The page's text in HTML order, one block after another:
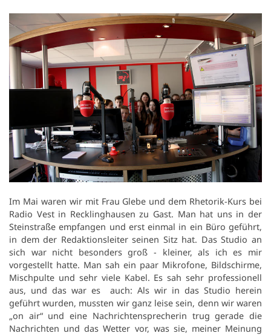
Im Mai waren wir mit Frau Glebe und dem Rhetorik-Kurs bei
Radio Vest in Recklinghausen zu Gast. Man hat uns in der
Steinstraße empfangen und erst einmal in ein Büro geführt,
in dem der Redaktionsleiter seinen Sitz hat. Das Studio an
sich war nicht besonders groß - kleiner, als ich es mir
vorgestellt hatte. Man sah ein paar Mikrofone, Bildschirme,
Mischpulte und sehr viele Kabel. Es sah sehr professionell
aus, und das war es auch: Als wir in das Studio herein
geführt wurden, mussten wir ganz leise sein, denn wir waren
„on air“ und eine Nachrichtensprecherin trug gerade die
Nachrichten und das Wetter vor, was sie, meiner Meinung